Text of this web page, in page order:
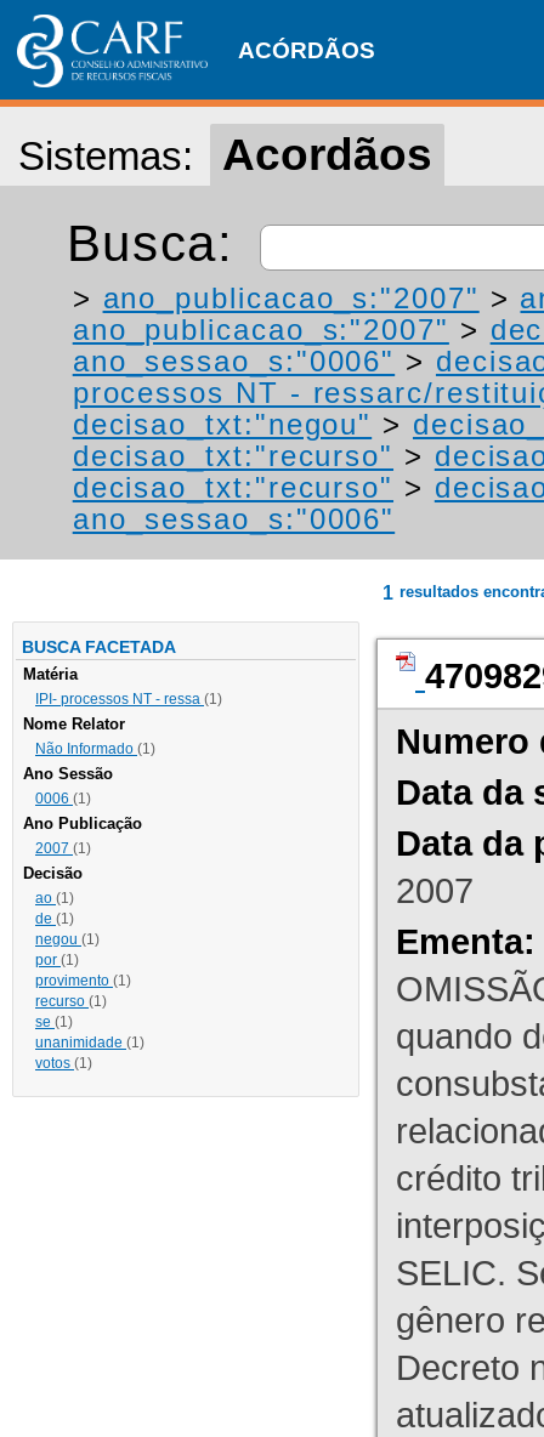
ACÓRDÃOS
Sistemas: Acordãos
Busca:
> ano_publicacao_s:"2007" >
ano_publicacao_s:"2007" >
ano_sessao_s:"0006" >
processos NT - ressarc/
decisao_txt:"negou" >
decisao_txt:"recurso" >
decisao_txt:"recurso" >
ano_sessao_s:"0006"
BUSCA FACETADA
Matéria
IPI- processos NT - ressa (1)
Nome Relator
Não Informado (1)
Ano Sessão
0006 (1)
Ano Publicação
2007 (1)
Decisão
ao (1)
de (1)
negou (1)
por (1)
provimento (1)
recurso (1)
se (1)
unanimidade (1)
votos (1)
1 resultados
Numero
Data da
Data da
2007
Ementa:
quando
crédito
SELIC.
gênero
Decreto